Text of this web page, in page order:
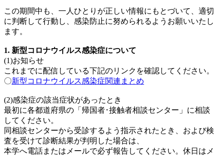
この期間中も、一人ひとりが正しい情報にもとづいて、適切
に判断して行動し、感染防止に努められるようお願いいたし
ます。
1. 新型コロナウイルス感染症について
(1)お知らせ
これまでに配信している下記のリンクを確認してください。
〇新型コロナウイルス感染症関連まとめ
(2)感染症の該当症状があったとき
最初に各都道府県の「帰国者･接触者相談センター」に相談
してください。
同相談センターから受診するよう指示されたとき、および検
査を受けて診断結果が判明した場合は、
本学へ電話またはメールで必ず報告してください。休日はメ